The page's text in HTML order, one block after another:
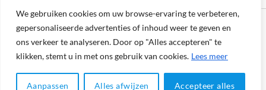
We gebruiken cookies om uw browse-ervaring te verbeteren,
gepersonaliseerde advertenties of inhoud weer te geven en
ons verkeer te analyseren. Door op "Alles accepteren" te
klikken, stemt u in met ons gebruik van cookies. Lees meer
Aanpassen Alles afwijzen Accepteer alles